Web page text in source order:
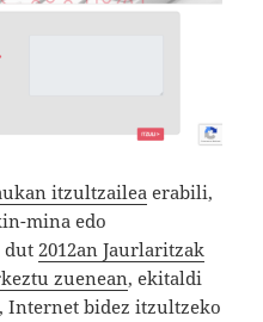
itzultzailea erabili,
mina edo
dut2012an Jaurlaritzak
zuenean, ekitaldi
Internet bidez itzultzeko